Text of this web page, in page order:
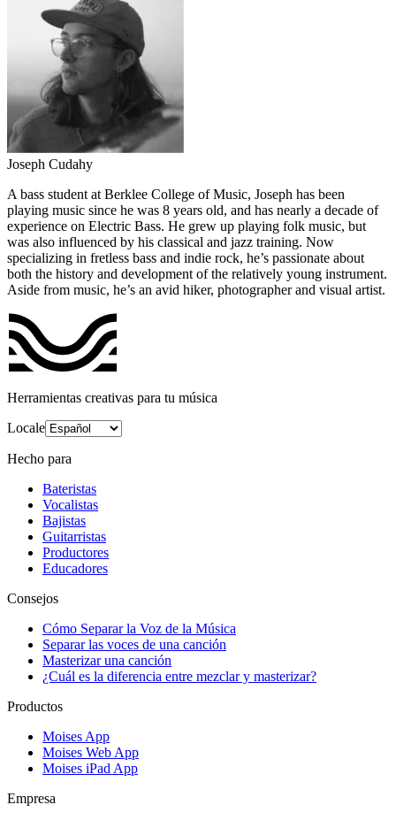
Joseph Cudahy
A bass student at Berklee College of Music, Joseph has been
playing music since he was 8 years old, and has nearly a decade of
experience on Electric Bass. He grew up playing folk music, but
was also influenced by his classical and jazz training. Now
specializing in fretless bass and indie rock, he’s passionate about
both the history and development of the relatively young instrument.
Aside from music, he’s an avid hiker, photographer and visual artist.
Herramientas creativas para tu música
Locale
Hecho para
Bateristas
Vocalistas
Bajistas
Guitarristas
Productores
Educadores
Consejos
Cómo Separar la Voz de la Música
Separar las voces de una canción
Masterizar una canción
¿Cuál es la diferencia entre mezclar y masterizar?
Productos
Moises App
Moises Web App
Moises iPad App
Empresa